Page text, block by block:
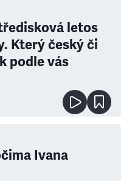
letos
Který český či
podle vás
Ivana